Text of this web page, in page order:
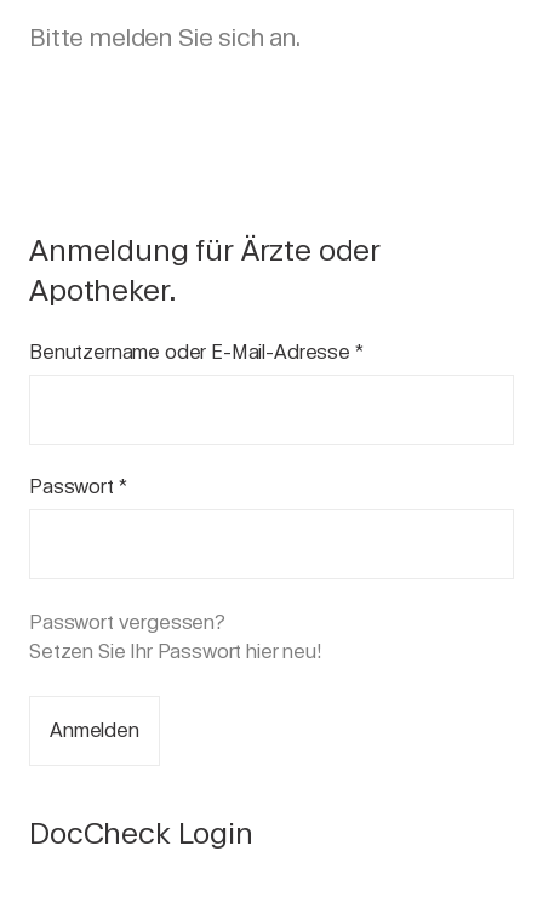
Bitte melden Sie sich an.
Anmeldung für Ärzte oder
Apotheker.
Benutzername oder E-Mail-Adresse *
Passwort *
Passwort vergessen?
Setzen Sie Ihr Passworthierneu!
Anmelden
DocCheck Login